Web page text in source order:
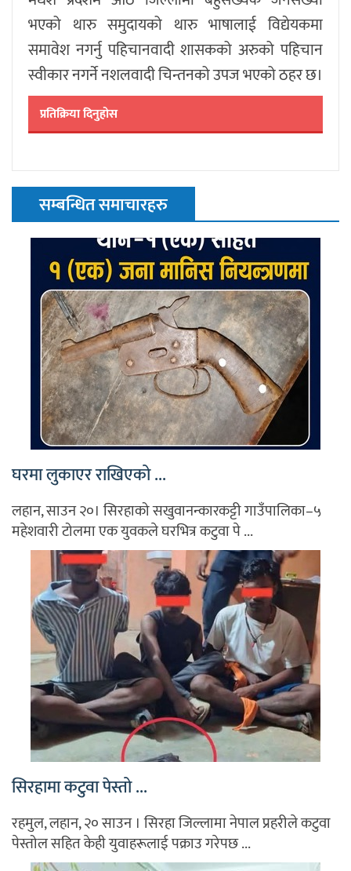
भएको थारु समुदायको थारु भाषालाई विद्येयकमा
समावेश नगर्नु पहिचानवादी शासकको अरुको पहिचान
स्वीकार नगर्ने नशलवादी चिन्तनको उपज भएको ठहर छ।
प्रतिक्रिया दिनुहोस
सम्बन्धित समाचारहरु
घरमा लुकाएर राखिएको ...
लहान, साउन २०। सिरहाको सखुवानन्कारकट्टी गाउँपालिका–५
महेशवारी टोलमा एक युवकले घरभित्र कटुवा पे ...
सिरहामा कटुवा पेस्तो ...
रहमुल, लहान, २० साउन । सिरहा जिल्लामा नेपाल प्रहरीले कटुवा
पेस्तोल सहित केही युवाहरूलाई पक्राउ गरेपछ ...